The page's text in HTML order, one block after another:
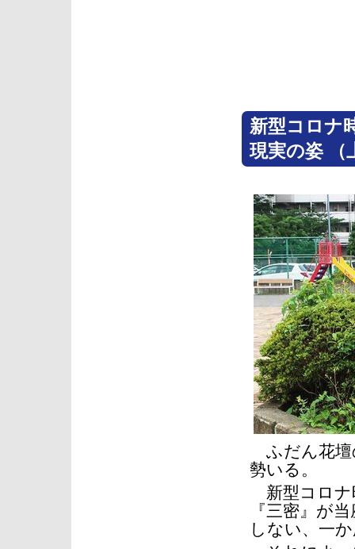
新型コロナ
現実の姿
ふだん花壇
勢いる。
新型コロナ
『三密』が
しない、一